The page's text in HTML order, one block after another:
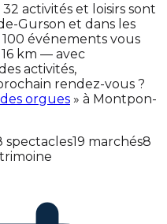
activités et loisirs sont
Gurson et dans les
événements vous
km — avec
activités,
rendez-vous ?
orgues » à Montpon-
spectacles19 marchés8